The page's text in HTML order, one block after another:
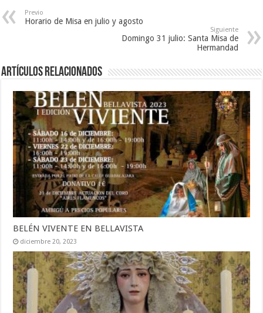
Previo
Horario de Misa en julio y agosto
Siguiente
Domingo 31 julio: Santa Misa de
Hermandad
Artículos Relacionados
BELÉN VIVENTE EN BELLAVISTA
diciembre 20, 2023